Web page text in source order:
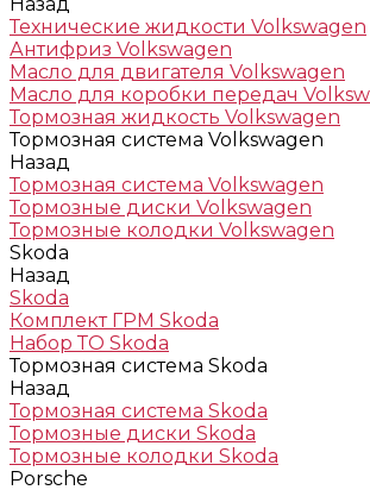
Технические жидкости Volkswagen
Антифриз Volkswagen
Масло для двигателя Volkswagen
Масло для коробки передач
Тормозная жидкость Volkswagen
Тормозная система Volkswagen
Назад
Тормозная система Volkswagen
Тормозные диски Volkswagen
Тормозные колодки Volkswagen
Skoda
Назад
Skoda
Комплект ГРМ Skoda
Набор ТО Skoda
Тормозная система Skoda
Назад
Тормозная система Skoda
Тормозные диски Skoda
Тормозные колодки Skoda
Porsche